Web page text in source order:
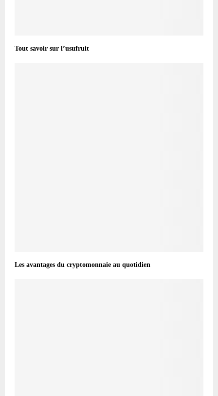
Tout savoir sur l’usufruit
Les avantages du cryptomonnaie au quotidien